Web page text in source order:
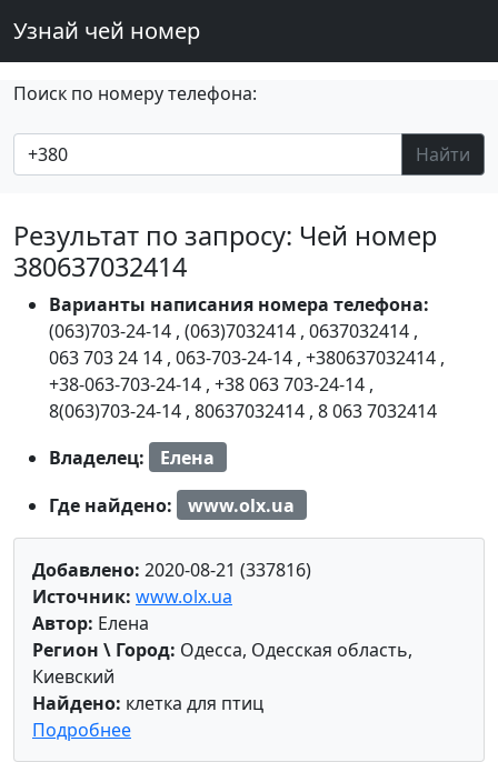
Узнай чей номер
Поиск по номеру телефона:
Найти
Результат по запросу: Чей номер
380637032414
Варианты написания номера телефона:
(063)703-24-14 , (063)7032414 , 0637032414 ,
063 703 24 14 , 063-703-24-14 , +380637032414 ,
+38-063-703-24-14 , +38 063 703-24-14 ,
8(063)703-24-14 , 80637032414 , 8 063 7032414
Владелец:
Елена
Где найдено:
www.olx.ua
Добавлено: 2020-08-21 (337816)
Источник: www.olx.ua
Автор: Елена
Регион \ Город: Одесса, Одесская область,
Киевский
Найдено: клетка для птиц
Подробнее